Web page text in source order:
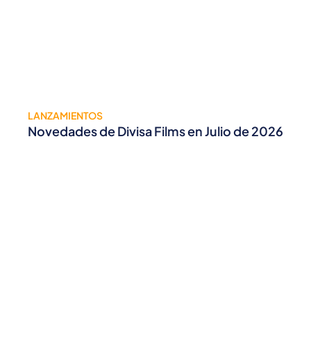
LANZAMIENTOS
Novedades de Divisa Films en Julio de 2026